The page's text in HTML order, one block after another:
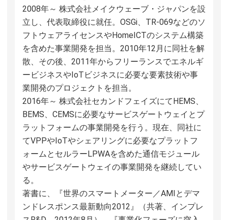
2008年～ 株式会社メイクウェーブ・ジャパンを設
立し、代表取締役に就任。OSGi、TR-069などのソ
フトウェアライセンスやHomeICTのシステム構築
を含めた事業開発を担当。2010年12月に同社を解
散、その後、2011年からフリーランスでエネルギ
ービジネスやIoTビジネスに必要な要素技術や事
業開発のプロジェクトを担当。
2016年～ 株式会社セカンドフェイズにてHEMS、
BEMS、CEMSに必要なサービスゲートウェイとプ
ラットフォームの事業開発を行う。現在、同社に
てVPPやIoTやシェアリングに必要なプラットフ
ォームとセルラーLPWAを含めた通信モジュール
やサービスゲートウェイの事業開発を継続してい
る。
著書に、『世界のスマートメーター／AMIとデマ
ンドレスポンス最新動向2012』（共著、インプレ